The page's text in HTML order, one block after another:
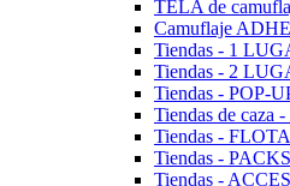
TELA de
Camuflaje
Tiendas - 1
Tiendas - 2
Tiendas - POP-
Tiendas de caza
Tiendas -
Tiendas - PACKS
Tiendas -